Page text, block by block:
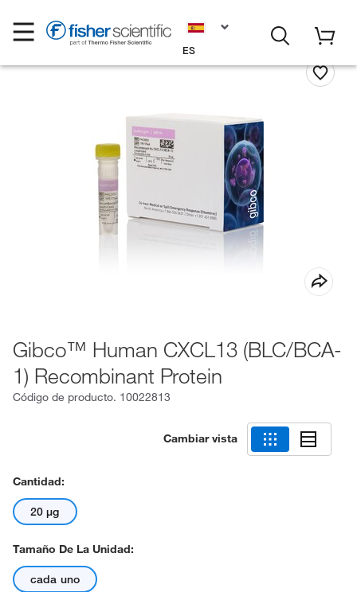
ES
Gibco™ Human CXCL13 (BLC/BCA-
1) Recombinant Protein
Código de producto. 10022813
Cambiar vista
Cantidad:
20 μg
Tamaño De La Unidad:
cada uno